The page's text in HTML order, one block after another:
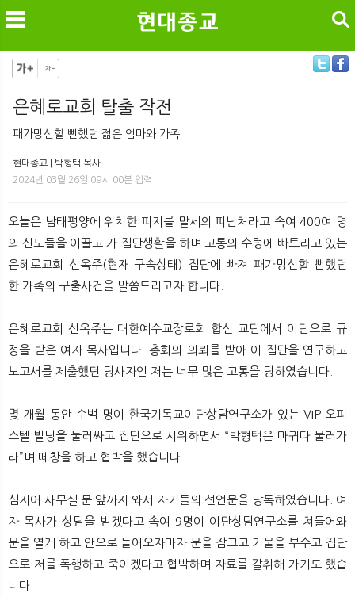
메
뉴
검색
은혜로교회 탈출 작전
패가망신할 뻔했던 젊은 엄마와 가족
현대종교 | 박형택 목사
2024년 03월 26일 09시 00분 입력
오늘은 남태평양에 위치한 피지를 말세의 피난처라고 속여 400여 명
의 신도들을 이끌고 가 집단생활을 하며 고통의 수렁에 빠트리고 있는
은혜로교회 신옥주(현재 구속상태) 집단에 빠져 패가망신할 뻔했던
한 가족의 구출사건을 말씀드리고자 합니다.
은혜로교회 신옥주는 대한예수교장로회 합신 교단에서 이단으로 규
정을 받은 여자 목사입니다. 총회의 의뢰를 받아 이 집단을 연구하고
보고서를 제출했던 당사자인 저는 너무 많은 고통을 당하였습니다.
몇 개월 동안 수백 명이 한국기독교이단상담연구소가 있는 VIP 오피
스텔 빌딩을 둘러싸고 집단으로 시위하면서 “박형택은 마귀다 물러가
라”며 떼창을 하고 협박을 했습니다.
심지어 사무실 문 앞까지 와서 자기들의 선언문을 낭독하였습니다. 여
자 목사가 상담을 받겠다고 속여 9명이 이단상담연구소를 쳐들어와
문을 열게 하고 안으로 들어오자마자 문을 잠그고 기물을 부수고 집단
으로 저를 폭행하고 죽이겠다고 협박하며 자료를 갈취해 가기도 했습
니다.